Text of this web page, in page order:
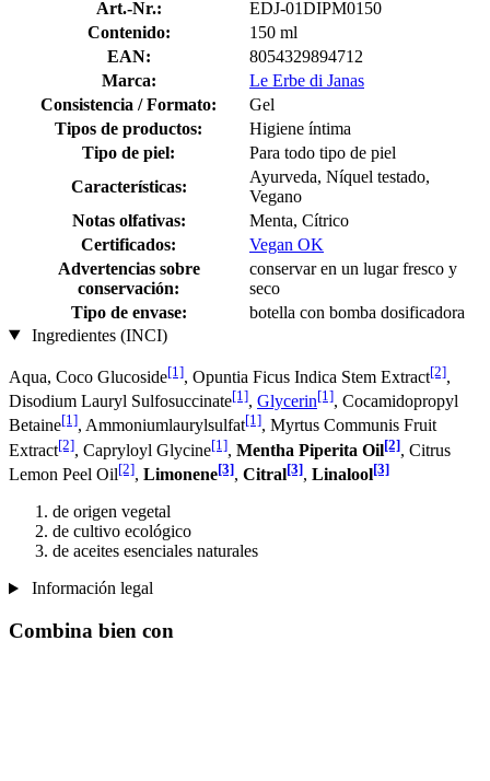
Art.-Nr.:
EDJ-01DIPM0150
Contenido:
150 ml
EAN:
8054329894712
Marca:
Le Erbe di Janas
Consistencia / Formato:
Gel
Tipos de productos:
Higiene íntima
Tipo de piel:
Para todo tipo de piel
Características:
Ayurveda, Níquel testado,
Vegano
Notas olfativas:
Menta, Cítrico
Certificados:
Vegan OK
Advertencias sobre
conservación:
conservar en un lugar fresco y
seco
Tipo de envase:
botella con bomba dosificadora
Ingredientes (INCI)
Aqua, Coco Glucoside[1], Opuntia Ficus Indica Stem Extract[2],
Disodium Lauryl Sulfosuccinate[1], Glycerin[1], Cocamidopropyl
Betaine[1], Ammoniumlaurylsulfat[1], Myrtus Communis Fruit
Extract[2], Capryloyl Glycine[1], Mentha Piperita Oil[2], Citrus
Lemon Peel Oil[2], Limonene[3], Citral[3], Linalool[3]
de origen vegetal
de cultivo ecológico
de aceites esenciales naturales
Información legal
Combina bien con